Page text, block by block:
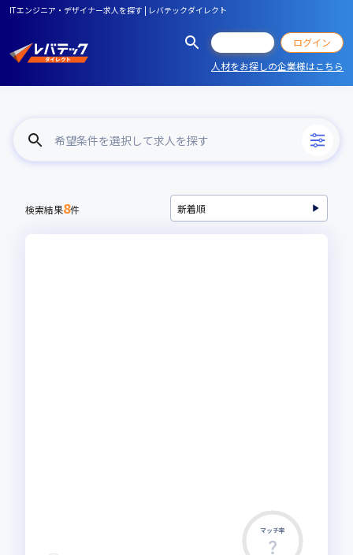
ITエンジニア・デザイナー求人を探す | レバテックダイレクト
ログイン
人材をお探しの企業様はこちら
希望条件を選択して求人を探す
検索結果8件
マッチ率